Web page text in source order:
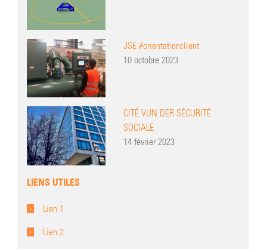
JSE #orientationclient
10 octobre 2023
CITÉ VUN DER SÉCURITÉ
SOCIALE
14 février 2023
LIENS UTILES
Lien 1
Lien 2